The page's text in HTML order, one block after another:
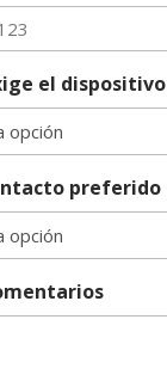
el dispositivo
preferido